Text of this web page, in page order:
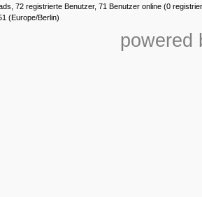
72 registrierte Benutzer, 71 Benutzer online (0
(Europe/Berlin)
powered